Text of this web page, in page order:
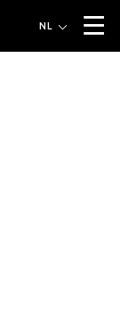
▼
NL